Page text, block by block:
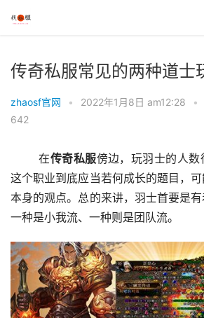
传奇私服常见的两种道士
zhaosf官网 • 2022年1月8日 am12:28 •
642
	在
传奇私服傍边，玩羽士的人
这个职业到底应当若何成长的题目，
本身的观点。总的来讲，羽士首要是有
一种是小我流、一种则是团队流。